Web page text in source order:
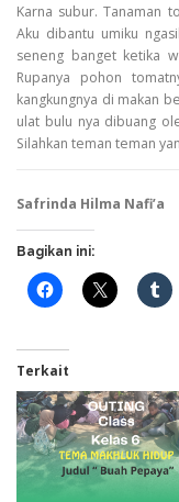
Karna subur. Tanaman
Aku dibantu umiku
seneng banget ketika
Rupanya pohon
kangkungnya di makan
ulat bulu nya dibuang
Silahkan teman teman
Safrinda Hilma Nafi’a
Bagikan ini:
Terkait